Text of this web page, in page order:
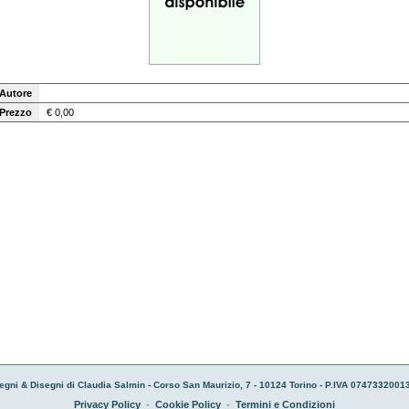
Autore
Prezzo
€ 0,00
& Disegni di Claudia Salmin - Corso San Maurizio, 7 - 10124 Torino - P.IVA
Privacy Policy - Cookie Policy - Termini e Condizioni